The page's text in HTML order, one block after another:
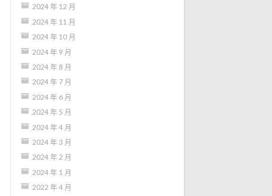
2024 年 12 月
2024 年 11 月
2024 年 10 月
2024 年 9 月
2024 年 8 月
2024 年 7 月
2024 年 6 月
2024 年 5 月
2024 年 4 月
2024 年 3 月
2024 年 2 月
2024 年 1 月
2022 年 4 月